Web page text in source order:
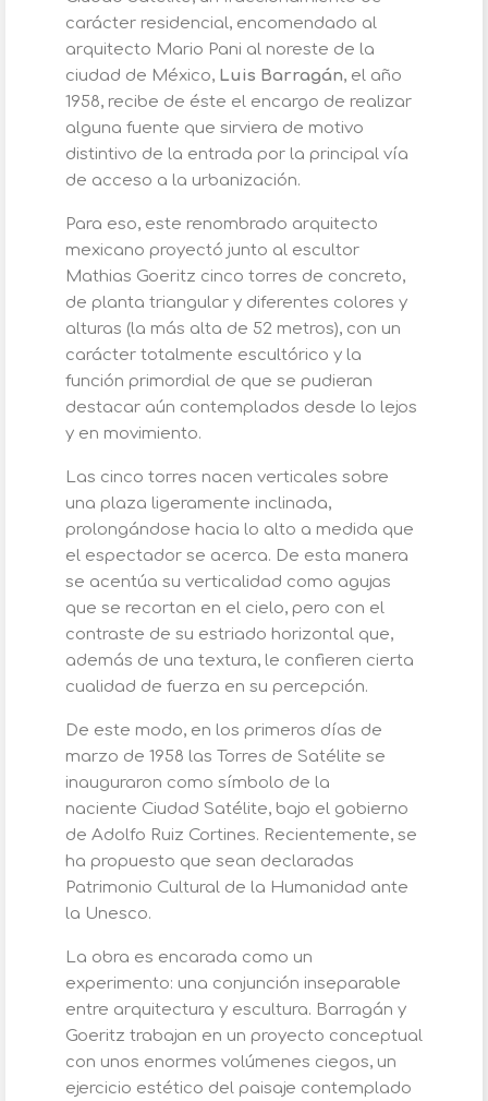
carácter residencial, encomendado al
arquitecto Mario Pani al noreste de la
ciudad de México, Luis Barragán, el año
1958, recibe de éste el encargo de realizar
alguna fuente que sirviera de motivo
distintivo de la entrada por la principal vía
de acceso a la urbanización.
Para eso, este renombrado arquitecto
mexicano proyectó junto al escultor
Mathias Goeritz cinco torres de concreto,
de planta triangular y diferentes colores y
alturas (la más alta de 52 metros), con un
carácter totalmente escultórico y la
función primordial de que se pudieran
destacar aún contemplados desde lo lejos
y en movimiento.
Las cinco torres nacen verticales sobre
una plaza ligeramente inclinada,
prolongándose hacia lo alto a medida que
el espectador se acerca. De esta manera
se acentúa su verticalidad como agujas
que se recortan en el cielo, pero con el
contraste de su estriado horizontal que,
además de una textura, le confieren cierta
cualidad de fuerza en su percepción.
De este modo, en los primeros días de
marzo de 1958 las Torres de Satélite se
inauguraron como símbolo de la
naciente Ciudad Satélite, bajo el gobierno
de Adolfo Ruiz Cortines. Recientemente, se
ha propuesto que sean declaradas
Patrimonio Cultural de la Humanidad ante
la Unesco.
La obra es encarada como un
experimento: una conjunción inseparable
entre arquitectura y escultura. Barragán y
Goeritz trabajan en un proyecto conceptual
con unos enormes volúmenes ciegos, un
ejercicio estético del paisaje contemplado